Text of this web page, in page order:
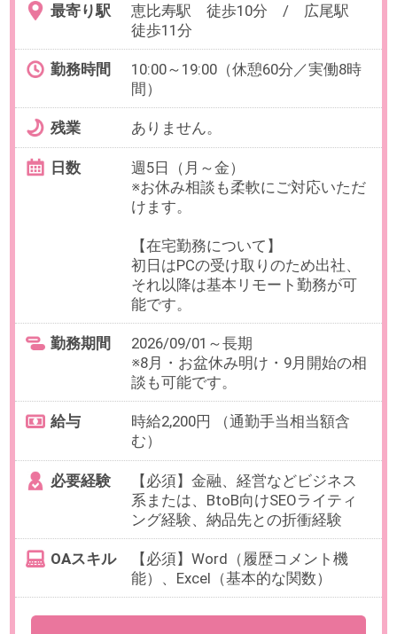
無料会員登録｜利用規約 ｜プライバシーポリシー｜
企業情報｜サイトマップ
ビースタイル スマートキャリアへのご意見・ご要望・ご指
企業様はこちら
© 2020 b-style smartcareer Inc.